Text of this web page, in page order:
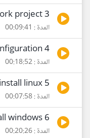
3 Laravel MVC framework project
المدة : 00:09:41
4 Laravel Heroku setup & configuration
المدة : 00:18:52
5 Laravel Heroku install linux
المدة : 00:07:58
6 Laravel Heroku install windows
المدة : 00:20:26